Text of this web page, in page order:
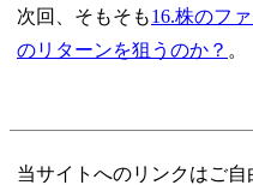
次回、そもそも16.株のフ
のリターンを狙うのか？ 。
当サイトへのリンクはご